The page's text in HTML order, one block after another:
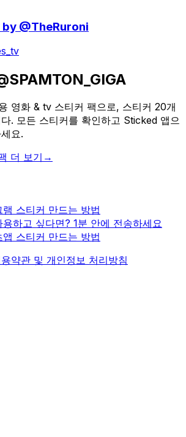
@TheRuroni
영화 & tv 스티커 팩으로, 스티커 20개
. 모든 스티커를 확인하고 Sticked 앱으
요.
더 보기 →
스티커 만드는 방법
하고 싶다면? 1분 안에 전송하세요
스티커 만드는 방법
약관 및 개인정보 처리방침